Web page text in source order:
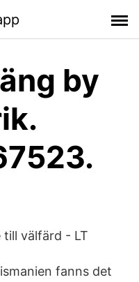
by
välfärd - LT
fanns det